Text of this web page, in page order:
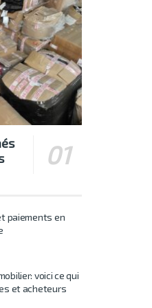
paiements en
voici ce qui
et acheteurs